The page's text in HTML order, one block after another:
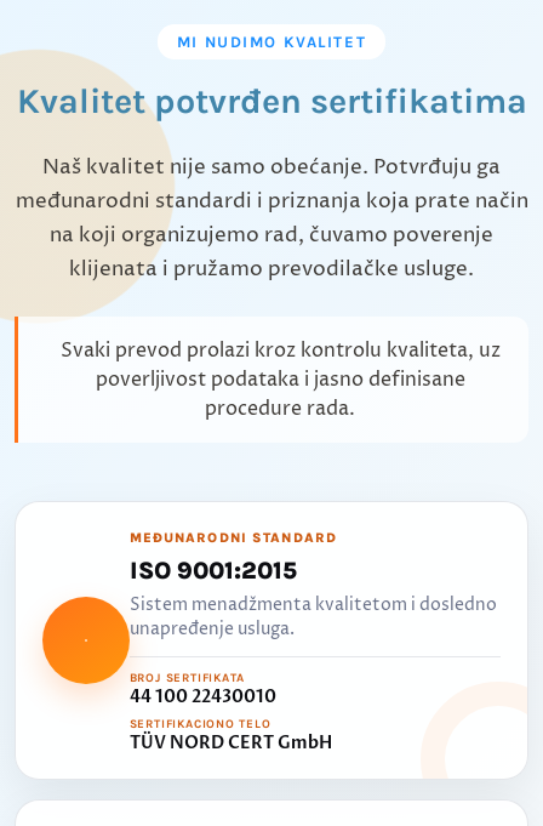
MI NUDIMO KVALITET
Kvalitet potvrđen sertifikatima
Naš kvalitet nije samo obećanje. Potvrđuju ga
međunarodni standardi i priznanja koja prate način
na koji organizujemo rad, čuvamo poverenje
klijenata i pružamo prevodilačke usluge.
Svaki prevod prolazi kroz kontrolu kvaliteta, uz
poverljivost podataka i jasno definisane
procedure rada.
MEĐUNARODNI STANDARD
ISO 9001:2015
Sistem menadžmenta kvalitetom i dosledno
unapređenje usluga.
BROJ SERTIFIKATA
44 100 22430010
SERTIFIKACIONO TELO
TÜV NORD CERT GmbH